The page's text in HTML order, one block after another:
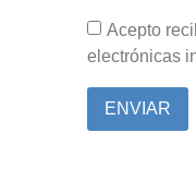
Acepto
electrónicas
ENVIAR